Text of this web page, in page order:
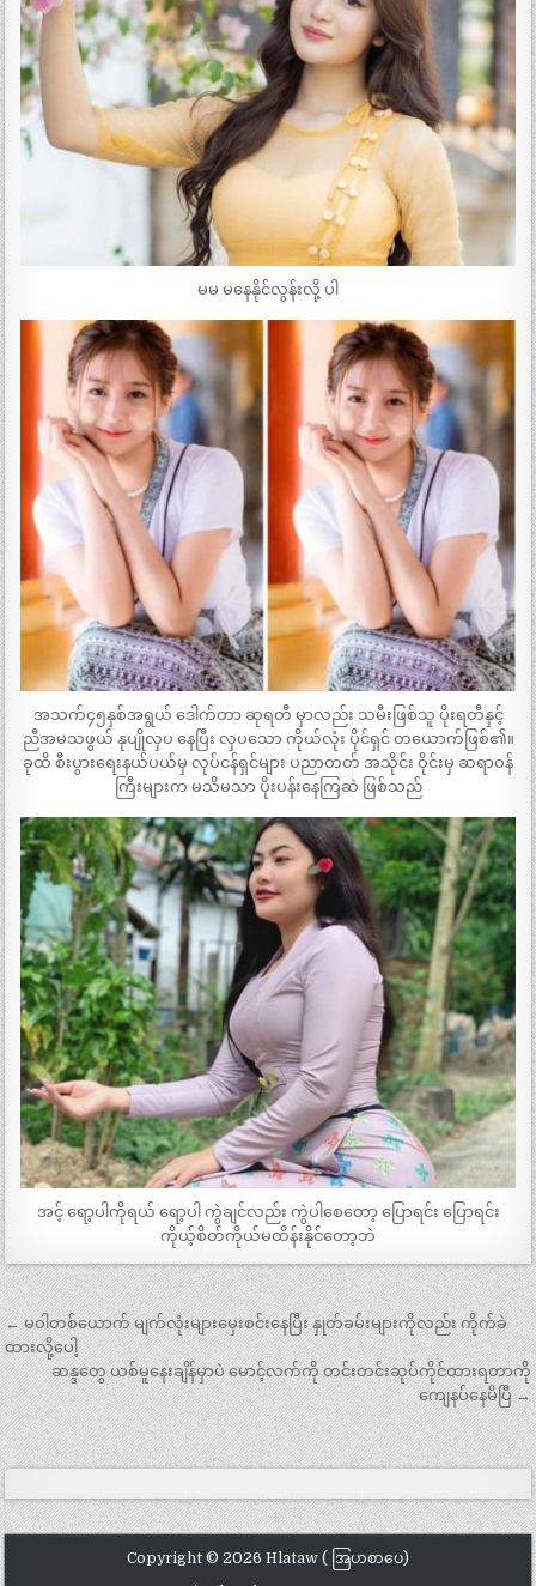
မမ မနေနိုင်လွန်းလို့ ပါ
အသက်၄၅နှစ်အရွယ် ဒေါက်တာ ဆုရတီ မှာလည်း သမီးဖြစ်သူ ပိုးရတီနှင့်
ညီအမသဖွယ် နုပျိုလှပ နေပြီး လှပသော ကိုယ်လုံး ပိုင်ရှင် တယောက်ဖြစ်၏။
ခုထိ စီးပွားရေးနယ်ပယ်မှ လုပ်ငန်ရှင်များ ပညာတတ် အသိုင်း ဝိုင်းမှ ဆရာဝန်
ကြီးများက မသိမသာ ပိုးပန်းနေကြဆဲ ဖြစ်သည်
အင့် ရော့ပါကိုရယ် ရော့ပါ ကွဲချင်လည်း ကွဲပါစေတော့ ပြောရင်း ပြောရင်း
ကိုယ့်စိတ်ကိုယ်မထိန်းနိုင်တော့ဘဲ
Post
navigation
← မဝါတစ်ယောက် မျက်လုံးများမှေးစင်းနေပြီး နှုတ်ခမ်းများကိုလည်း ကိုက်ခဲ
ထားလို့ပေါ့
ဆန္ဒတွေ ယစ်မူနေးချိန်မှာပဲ မောင့်လက်ကို တင်းတင်းဆုပ်ကိုင်ထားရတာကို
ကျေနပ်နေမိပြီ →
Copyright © 2026 Hlataw ( အြပာစာပေ)